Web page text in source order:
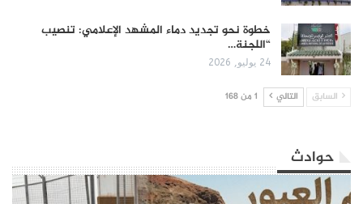
​خطوة نحو تجديد دماء المشهد الإعلامي: تنصيب
“اللجنة…
24 يوليو, 2026
السابق التالي 1 من 168
حوادث